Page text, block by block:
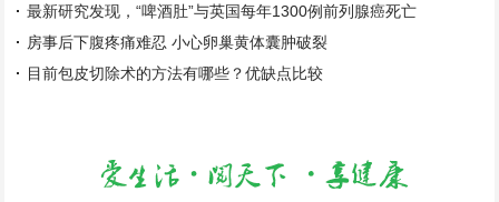
最新研究发现，“啤酒肚”与英国每年1300例前列腺癌死亡
房事后下腹疼痛难忍 小心卵巢黄体囊肿破裂
目前包皮切除术的方法有哪些？优缺点比较